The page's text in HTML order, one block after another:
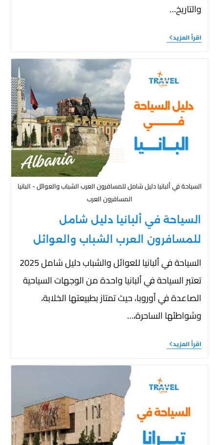
والتاريخ…
اقرأ المزيد
السياحة في ألبانيا دليل شامل للمسافرون العرب الشباب والعوائل - البانيا
المسافرون العرب
السياحة في ألبانيا دليل شامل
للمسافرون العرب الشباب والعوائل
السياحة في ألبانيا للعوائل والشباب دليل شامل 2025
تعتبر السياحة في ألبانيا واحدة من الوجهات السياحية
الصاعدة في أوروبا، حيث تمتاز بطبيعتها الخلابة،
وشواطئها الساحرة،…
اقرأ المزيد